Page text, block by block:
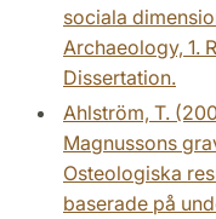
sociala
Archaeology, 1.
Dissertation.
Ahlström, T.
Magnussons
Osteologiska
baserade på